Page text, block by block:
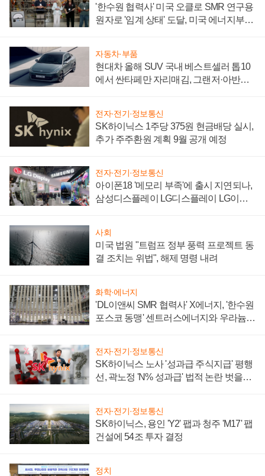
'한수원 협력사' 미국 오클로 SMR 연구용
원자로 '임계 상태' 도달, 미국 에너지부
자동차·부품
현대차 올해 SUV 국내 베스트셀러 톱10
에서 싼타페만 자리매김, 그랜저·아반떼
전자·전기·정보통신
SK하이닉스 1주당 375원 현금배당 실시,
추가 주주환원 계획 9월 공개 예정
전자·전기·정보통신
아이폰18 '메모리 부족'에 출시 지연되나,
삼성디스플레이 LG디스플레이 LG이노
사회
미국 법원 "트럼프 정부 풍력 프로젝트 동
결 조치는 위법", 해제 명령 내려
화학·에너지
'DL이앤씨 SMR 협력사' X에너지, '한수원
포스코 동맹' 센트러스에너지와 우라늄
전자·전기·정보통신
SK하이닉스 노사 '성과급 주식지급' 평행
선, 곽노정 'N% 성과급' 법적 논란 벗을지
전자·전기·정보통신
SK하이닉스, 용인 'Y2' 팹과 청주 'M17' 팹
건설에 54조 투자 결정
정치